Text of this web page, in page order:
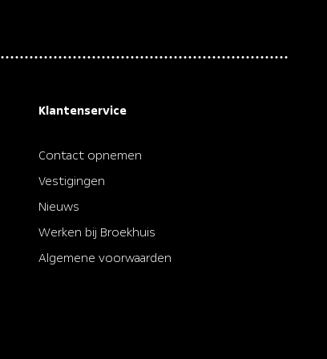
• Zij airbag(s) voor
Klantenservice
Contact opnemen
Vestigingen
Nieuws
Werken bij Broekhuis
Algemene voorwaarden